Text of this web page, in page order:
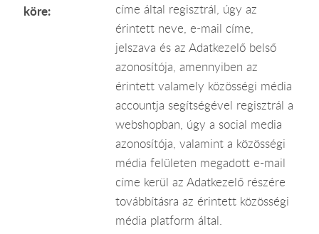
köre:
címe által regisztrál, úgy az
érintett neve, e-mail címe,
jelszava és az Adatkezelő belső
azonosítója, amennyiben az
érintett valamely közösségi média
accountja segítségével regisztrál a
webshopban, úgy a social media
azonosítója, valamint a közösségi
média felületen megadott e-mail
címe kerül az Adatkezelő részére
továbbításra az érintett közösségi
média platform által.